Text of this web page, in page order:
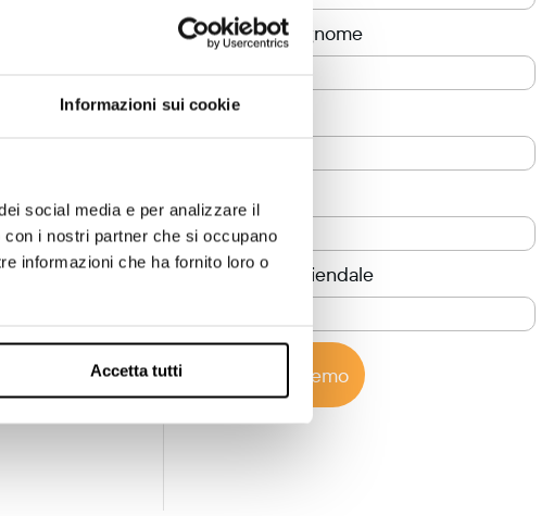
Informazioni sui cookie
social media e per analizzare il
i nostri partner che si occupano
informazioni che ha fornito loro o
Accetta tutti
Vediamo
inizi a
Nome e cognome
Telefono
Sito Web aziendale
Prova la demo